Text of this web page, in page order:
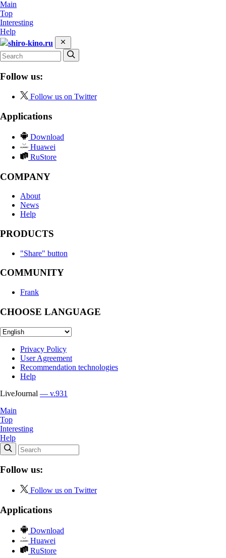
Main
Top
Interesting
Help
shiro-kino.ru
Follow us:
Follow us on Twitter
Applications
Download
Huawei
RuStore
COMPANY
About
News
Help
PRODUCTS
"Share" button
COMMUNITY
Frank
CHOOSE LANGUAGE
Privacy Policy
User Agreement
Recommendation technologies
Help
LiveJournal — v.931
Main
Top
Interesting
Help
Follow us:
Follow us on Twitter
Applications
Download
Huawei
RuStore